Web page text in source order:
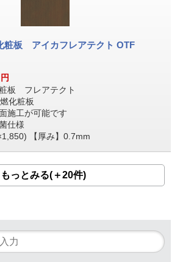
粧板 アイカフレアテクト OTF
円
板 フレアテクト
化粧板
施工が可能です
仕様
【厚み】0.7mm
もっとみる(＋20件)